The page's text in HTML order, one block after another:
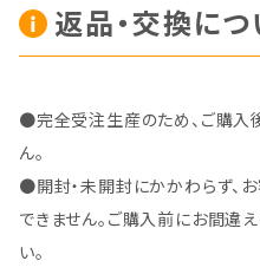
返品・交換につ
●完全受注生産のため、ご購入
ん。
●開封・未開封にかかわらず、
できません。ご購入前にお間違
い。